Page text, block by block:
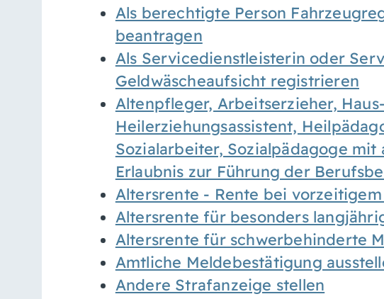
Als berechtigte Person
beantragen
Als Servicedienstleisterin oder
Geldwäscheaufsicht registrieren
Altenpfleger, Arbeitserzieher,
Heilerziehungsassistent,
Sozialarbeiter, Sozialpädagoge
Erlaubnis zur Führung der
Altersrente - Rente bei
Altersrente für besonders
Altersrente für schwerbehinderte
Amtliche Meldebestätigung
Andere Strafanzeige stellen